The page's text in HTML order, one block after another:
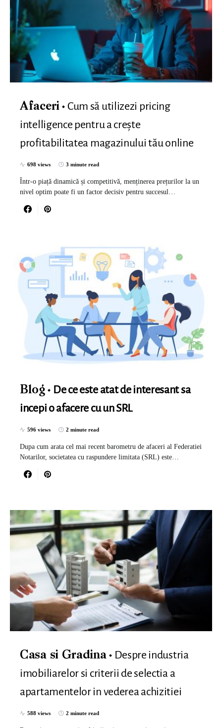
Afaceri
Cum să utilizezi pricing
intelligence pentru a crește
profitabilitatea magazinului tău online
698 views 3 minute read
Într-o piață dinamică și competitivă, menținerea prețurilor la un
nivel optim poate fi un factor decisiv pentru succesul…
Blog
De ce este atat de interesant sa
incepi o afacere cu un SRL
596 views 2 minute read
Dupa cum arata cel mai recent barometru de afaceri al Federatiei
Notarilor, societatea cu raspundere limitata (SRL) este…
Casa si Gradina
Despre industria
imobiliarelor si criterii de selectia a
apartamentelor in vederea achizitiei
588 views 2 minute read